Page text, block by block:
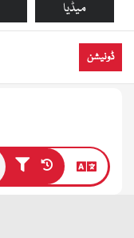
میڈیا
ڈونیشن